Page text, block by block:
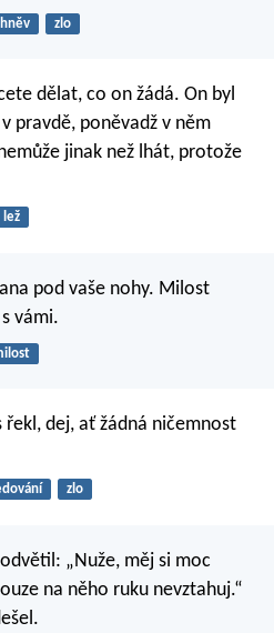
hněv zlo
dělat, co on žádá. On byl
pravdě, poněvadž v něm
jinak než lhát, protože
lež
pod vaše nohy. Milost
vámi.
řekl, dej, ať žádná ničemnost
zlo
„Nuže, měj si moc
na něho ruku nevztahuj.“